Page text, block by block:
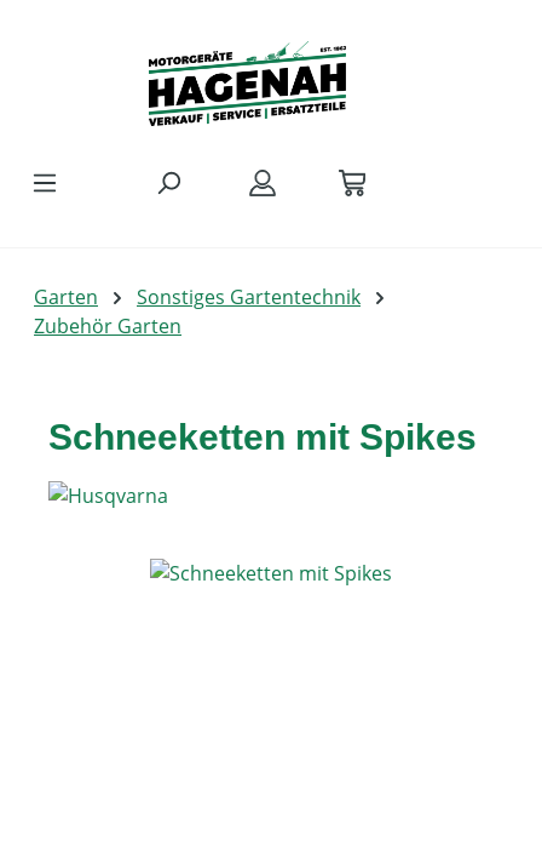
Garten
Sonstiges Gartentechnik
Zubehör Garten
Schneeketten mit Spikes
Bildergalerie überspringen